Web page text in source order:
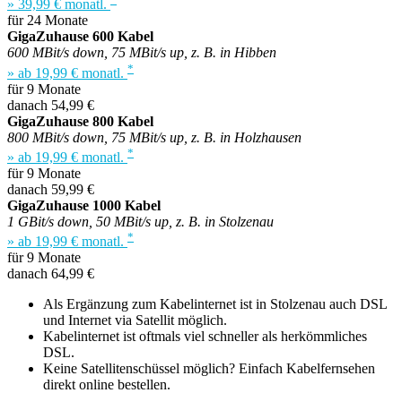
» 39,99 € monatl.
für 24 Monate
GigaZuhause 600 Kabel
600 MBit/s down, 75 MBit/s up, z. B. in Hibben
» ab 19,99 € monatl. *
für 9 Monate
danach 54,99 €
GigaZuhause 800 Kabel
800 MBit/s down, 75 MBit/s up, z. B. in Holzhausen
» ab 19,99 € monatl. *
für 9 Monate
danach 59,99 €
GigaZuhause 1000 Kabel
1 GBit/s down, 50 MBit/s up, z. B. in Stolzenau
» ab 19,99 € monatl. *
für 9 Monate
danach 64,99 €
Als Ergänzung zum Kabelinternet ist in Stolzenau auch DSL
und Internet via Satellit möglich.
Kabelinternet ist oftmals viel schneller als herkömmliches
DSL.
Keine Satellitenschüssel möglich? Einfach Kabelfernsehen
direkt online bestellen.